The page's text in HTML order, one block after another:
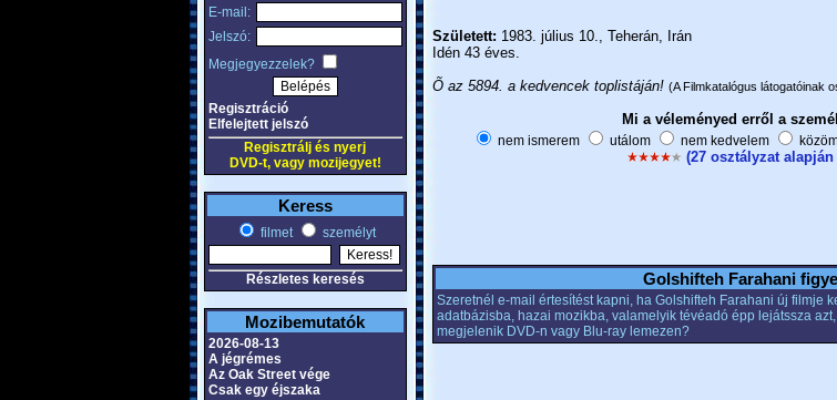
E-mail:
Jelszó:
Megjegyezzelek?
Regisztráció
Elfelejtett jelszó
Regisztrálj és nyerj
DVD-t, vagy mozijegyet!
Keress
filmet személyt
Részletes keresés
Mozibemutatók
2026-08-13
A jégrémes
Az Oak Street vége
Csak egy éjszaka
Született: 1983. július 10., Teherán, Irán
Idén 43 éves.
Õ az 5894. a kedvencek toplistáján! (A Filmkatalógus látogatóinak
Mi a véleményed erről a
nem ismerem utálom nem kedvelem
(27 osztályzat alapján
Golshifteh Farahani
Szeretnél e-mail értesítést kapni, ha Golshifteh Farahani új filmje
adatbázisba, hazai mozikba, valamelyik tévéadó épp lejátssza
megjelenik DVD-n vagy Blu-ray lemezen?